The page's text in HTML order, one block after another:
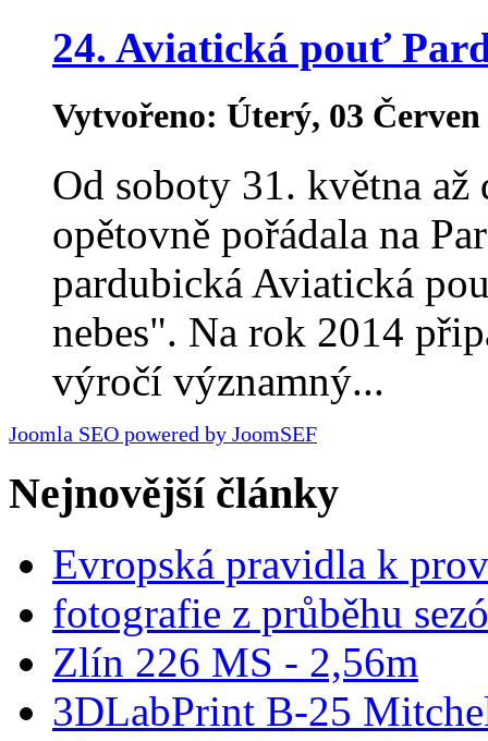
24. Aviatická pouť
Vytvořeno: Úterý, 03 Červen
Od soboty 31. května až
opětovně pořádala na
pardubická Aviatická
nebes". Na rok 2014
výročí významný...
Joomla SEO powered by JoomSEF
Nejnovější články
Evropská pravidla k
fotografie z průběhu
Zlín 226 MS - 2,56m
3DLabPrint B-25